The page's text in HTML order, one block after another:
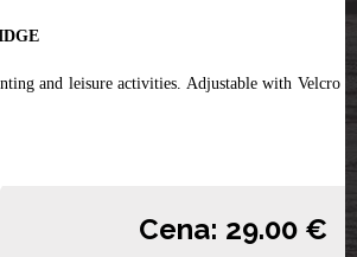
and leisure activities. Adjustable with Velcro at
Cena: 29.00 €